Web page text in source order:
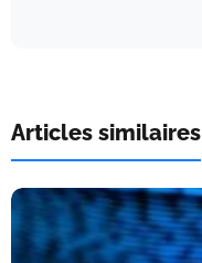
Articles similaires